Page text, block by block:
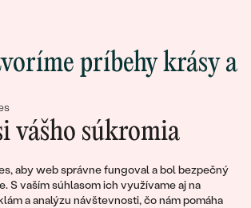
vášho súkromia
aby web správne fungoval a bol bezpečný
S vaším súhlasom ich využívame aj na
a analýzu návštevnosti, čo nám pomáha
príbehy krásy a